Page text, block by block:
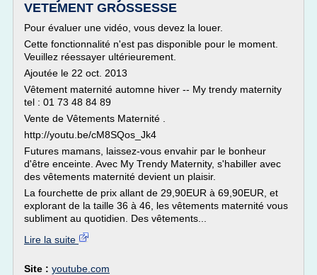
VETEMENT GROSSESSE
Pour évaluer une vidéo, vous devez la louer.
Cette fonctionnalité n'est pas disponible pour le moment.
Veuillez réessayer ultérieurement.
Ajoutée le 22 oct. 2013
Vêtement maternité automne hiver -- My trendy maternity
tel : 01 73 48 84 89
Vente de Vêtements Maternité .
http://youtu.be/cM8SQos_Jk4
Futures mamans, laissez-vous envahir par le bonheur
d'être enceinte. Avec My Trendy Maternity, s'habiller avec
des vêtements maternité devient un plaisir.
La fourchette de prix allant de 29,90EUR à 69,90EUR, et
explorant de la taille 36 à 46, les vêtements maternité vous
subliment au quotidien. Des vêtements...
Lire la suite
Site : youtube.com